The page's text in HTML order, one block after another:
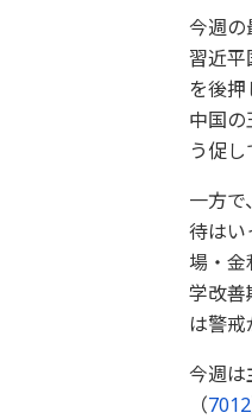
今週の
習近平
を後押
中国
う促
一方
待はい
場・金
学改善
は警戒
今週は
（7012